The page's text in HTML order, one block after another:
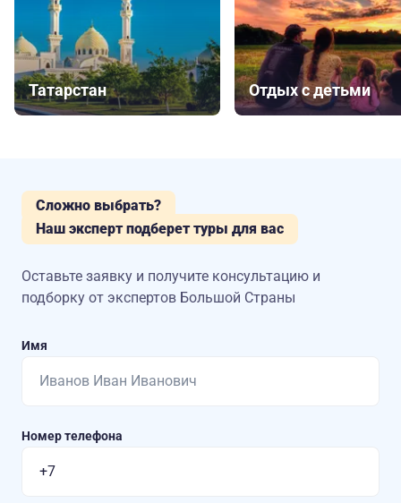
Татарстан Отдых с детьми
Сложно выбрать?
Наш эксперт подберет туры для вас
Оставьте заявку и получите консультацию и
подборку от экспертов Большой Страны
Имя
Номер телефона